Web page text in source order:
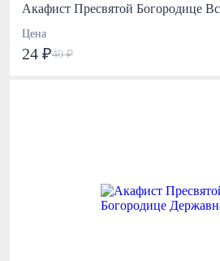
Акафист Пресвятой Богородице
Цена
24 ₽40 ₽